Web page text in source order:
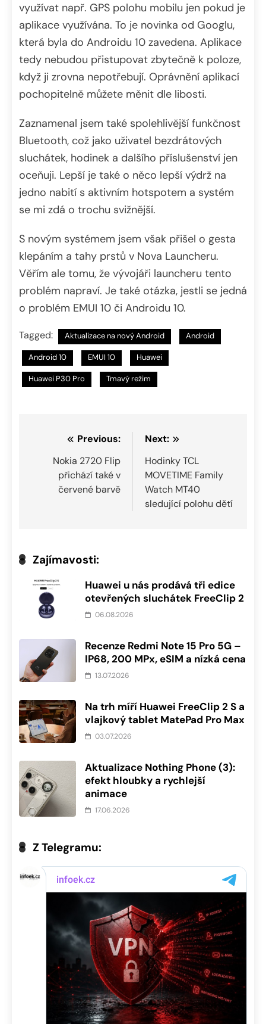
využívat např. GPS polohu mobilu jen pokud je
aplikace využívána. To je novinka od Googlu,
která byla do Androidu 10 zavedena. Aplikace
tedy nebudou přistupovat zbytečně k poloze,
když ji zrovna nepotřebují. Oprávnění aplikací
pochopitelně můžete měnit dle libosti.
Zaznamenal jsem také spolehlivější funkčnost
Bluetooth, což jako uživatel bezdrátových
sluchátek, hodinek a dalšího příslušenství jen
oceňuji. Lepší je také o něco lepší výdrž na
jedno nabití s aktivním hotspotem a systém
se mi zdá o trochu svižnější.
S novým systémem jsem však přišel o gesta
klepáním a tahy prstů v Nova Launcheru.
Věřím ale tomu, že vývojáři launcheru tento
problém napraví. Je také otázka, jestli se jedná
o problém EMUI 10 či Androidu 10.
Tagged: Aktualizace na nový Android Android
Android 10 EMUI 10 Huawei
Huawei P30 Pro Tmavý režim
Navigace
pro
příspěvek
Previous:
Nokia 2720 Flip
přichází také v
červené barvě
Next:
Hodinky TCL
MOVETIME Family
Watch MT40
sledující polohu dětí
Zajímavosti:
Huawei u nás prodává tři edice
otevřených sluchátek FreeClip 2
06.08.2026
Recenze Redmi Note 15 Pro 5G –
IP68, 200 MPx, eSIM a nízká cena
13.07.2026
Na trh míří Huawei FreeClip 2 S a
vlajkový tablet MatePad Pro Max
03.07.2026
Aktualizace Nothing Phone (3):
efekt hloubky a rychlejší
animace
17.06.2026
Z Telegramu: